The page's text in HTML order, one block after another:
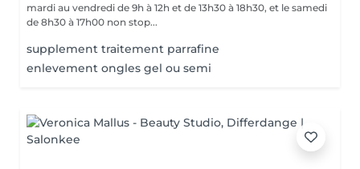
mardi au vendredi de 9h à 12h et de 13h30 à 18h30, et le samedi
de 8h30 à 17h00 non stop...
supplement traitement parrafine
enlevement ongles gel ou semi